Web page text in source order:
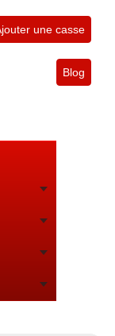
une casse
Blog